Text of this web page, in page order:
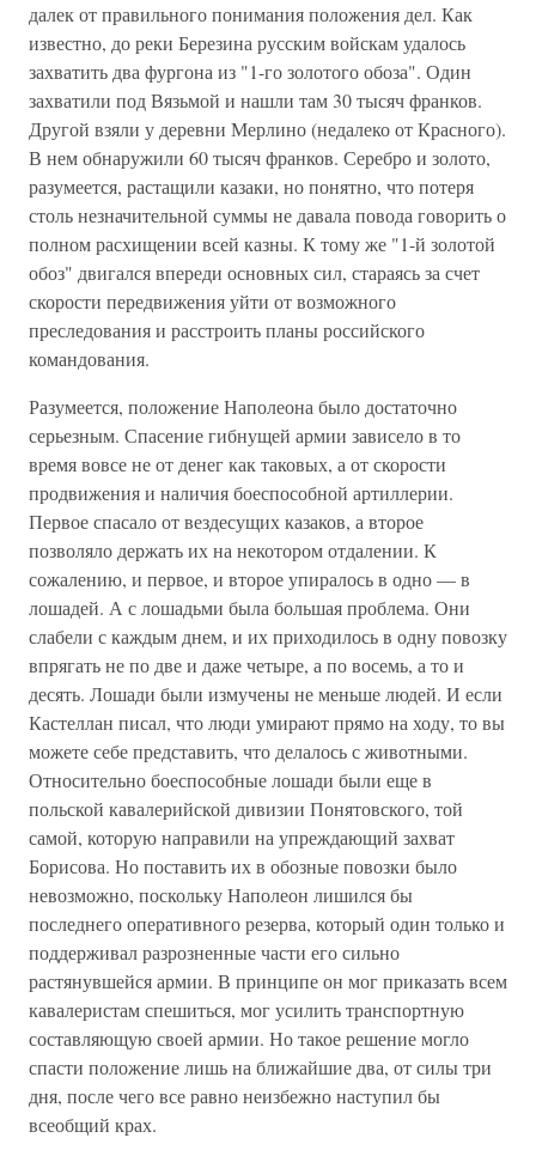
далек от правильного понимания положения дел. Как
известно, до реки Березина русским войскам удалось
захватить два фургона из "1-го золотого обоза". Один
захватили под Вязьмой и нашли там 30 тысяч франков.
Другой взяли у деревни Мерлино (недалеко от Красного).
В нем обнаружили 60 тысяч франков. Серебро и золото,
разумеется, растащили казаки, но понятно, что потеря
столь незначительной суммы не давала повода говорить о
полном расхищении всей казны. К тому же "1-й золотой
обоз" двигался впереди основных сил, стараясь за счет
скорости передвижения уйти от возможного
преследования и расстроить планы российского
командования.
Разумеется, положение Наполеона было достаточно
серьезным. Спасение гибнущей армии зависело в то
время вовсе не от денег как таковых, а от скорости
продвижения и наличия боеспособной артиллерии.
Первое спасало от вездесущих казаков, а второе
позволяло держать их на некотором отдалении. К
сожалению, и первое, и второе упиралось в одно — в
лошадей. А с лошадьми была большая проблема. Они
слабели с каждым днем, и их приходилось в одну повозку
впрягать не по две и даже четыре, а по восемь, а то и
десять. Лошади были измучены не меньше людей. И если
Кастеллан писал, что люди умирают прямо на ходу, то вы
можете себе представить, что делалось с животными.
Относительно боеспособные лошади были еще в
польской кавалерийской дивизии Понятовского, той
самой, которую направили на упреждающий захват
Борисова. Но поставить их в обозные повозки было
невозможно, поскольку Наполеон лишился бы
последнего оперативного резерва, который один только и
поддерживал разрозненные части его сильно
растянувшейся армии. В принципе он мог приказать всем
кавалеристам спешиться, мог усилить транспортную
составляющую своей армии. Но такое решение могло
спасти положение лишь на ближайшие два, от силы три
дня, после чего все равно неизбежно наступил бы
всеобщий крах.